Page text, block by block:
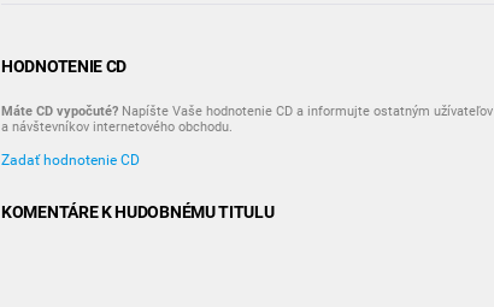
HODNOTENIE CD
Máte CD vypočuté? Napíšte Vaše hodnotenie CD a informujte ostatným užívateľov
a návštevníkov internetového obchodu.
Zadať hodnotenie CD
KOMENTÁRE K HUDOBNÉMU TITULU